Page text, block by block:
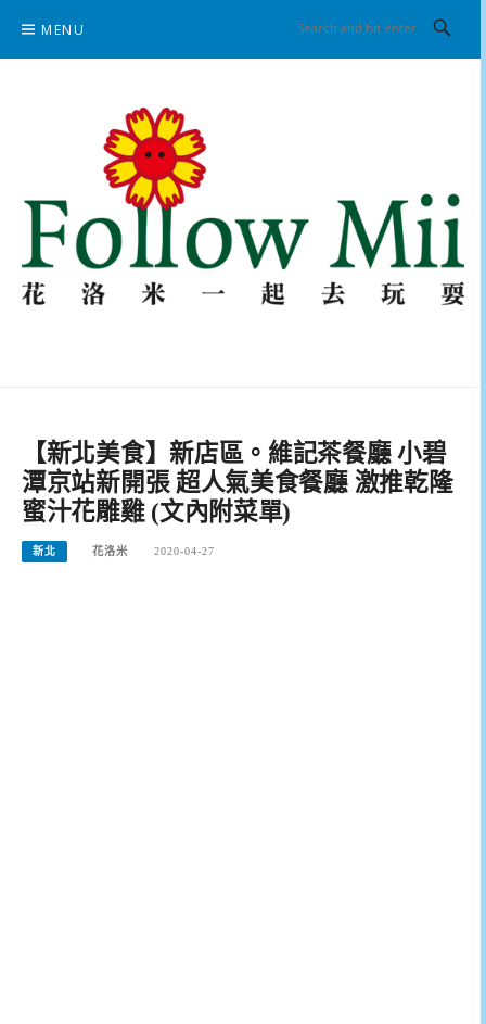
content
MENU
【新北美食】新店區。維記茶餐廳 小碧
潭京站新開張 超人氣美食餐廳 激推乾隆
蜜汁花雕雞 (文內附菜單)
新北 花洛米 2020-04-27